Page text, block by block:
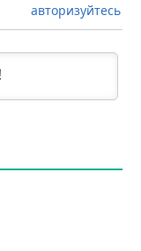
авторизуйтесь